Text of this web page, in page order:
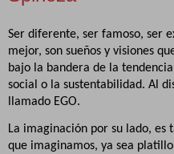
Ser diferente, ser famoso, ser
mejor, son sueños y visiones
bajo la bandera de la
social o la sustentabilidad. Al
llamado EGO.
La imaginación por su lado, es
que imaginamos, ya sea